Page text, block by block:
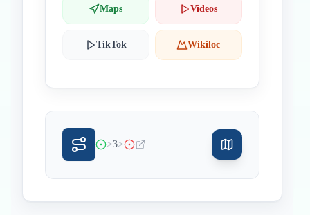
Maps Videos
TikTok Wikiloc
>3>